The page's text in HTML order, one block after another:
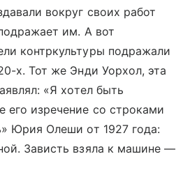
вокруг своих работ
им. А вот
контркультуры подражали
х. Тот же Энди Уорхол, эта
«Я хотел быть
его изречение со строками
Юрия Олеши от 1927 года:
Зависть взяла к машине —